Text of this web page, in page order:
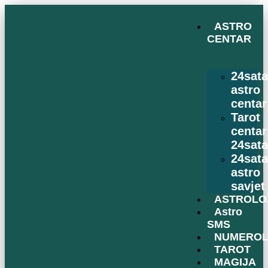
ASTRO
CENTAR
24sata
astro
centar
Tarot
centar
24sata
24sata
astro
savjet
Astro
SMS
TAROT
MAGIJA